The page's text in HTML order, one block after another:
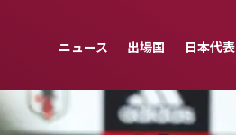
ニュース 出場国 日本代表